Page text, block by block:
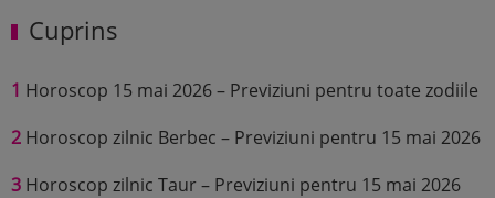
Cuprins
1 Horoscop 15 mai 2026 – Previziuni pentru toate zodiile
2 Horoscop zilnic Berbec – Previziuni pentru 15 mai 2026
3 Horoscop zilnic Taur – Previziuni pentru 15 mai 2026